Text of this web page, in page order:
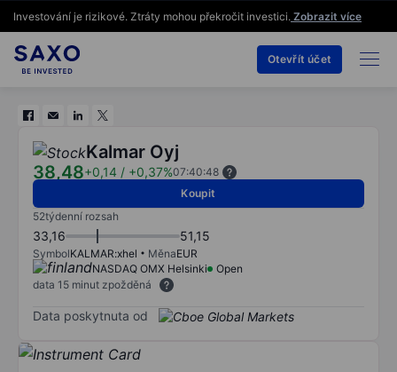
Investování je rizikové. Ztráty mohou překročit investici. Zobrazit více
Otevřít účet
Kalmar Oyj
38,48+0,14 / +0,37%07:40:48
Koupit
52týdenní rozsah
33,16 51,15
SymbolKALMAR:xhel MěnaEUR
NASDAQ OMX Helsinki
Open
data 15 minut zpožděná
Data poskytnuta od